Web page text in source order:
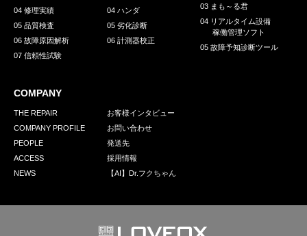
お問い合わせ 発送先
04 修理実績
05 品質検査
06 故障原因解析
07 信頼性試験
04 ハンダ
05 劣化診断
06 計測器校正
03 まも～る君
04 リアルタイム設備
稼働管理ソフト
05 故障予知診断ツール
COMPANY
THE REPAIR
COMPANY PROFILE
PEOPLE
ACCESS
NEWS
お客様インタビュー
お問い合わせ
発送先
採用情報
【AI】Dr.フクちゃん